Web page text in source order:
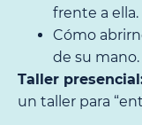
frente a ella.
Cómo
de su mano.
Taller
un taller para